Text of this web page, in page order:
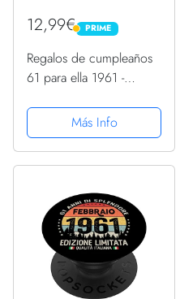
12,99€ PRIME
PRIME
Regalos de cumpleaños
61 para ella 1961 -
para él PopSockets
PopGrip Intercambiable
Más Info